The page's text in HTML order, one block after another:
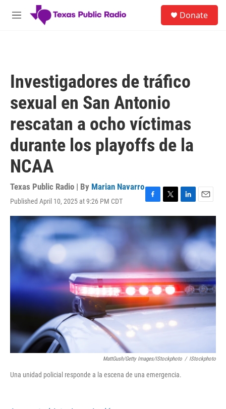
Skip to main content
M
Donate
Investigadores de tráfico
sexual en San Antonio
rescatan a ocho víctimas
durante los playoffs de la
NCAA
Texas Public Radio | By Marian Navarro
Published April 10, 2025 at 9:26 PM CDT
F
a
b
k
T
w
i
t
t
r
L
i
n
k
e
I
n
E
m
a
i
l
MattGush/Getty Images/iStockphoto / IStockphoto
Una unidad policial responde a la escena de una emergencia.